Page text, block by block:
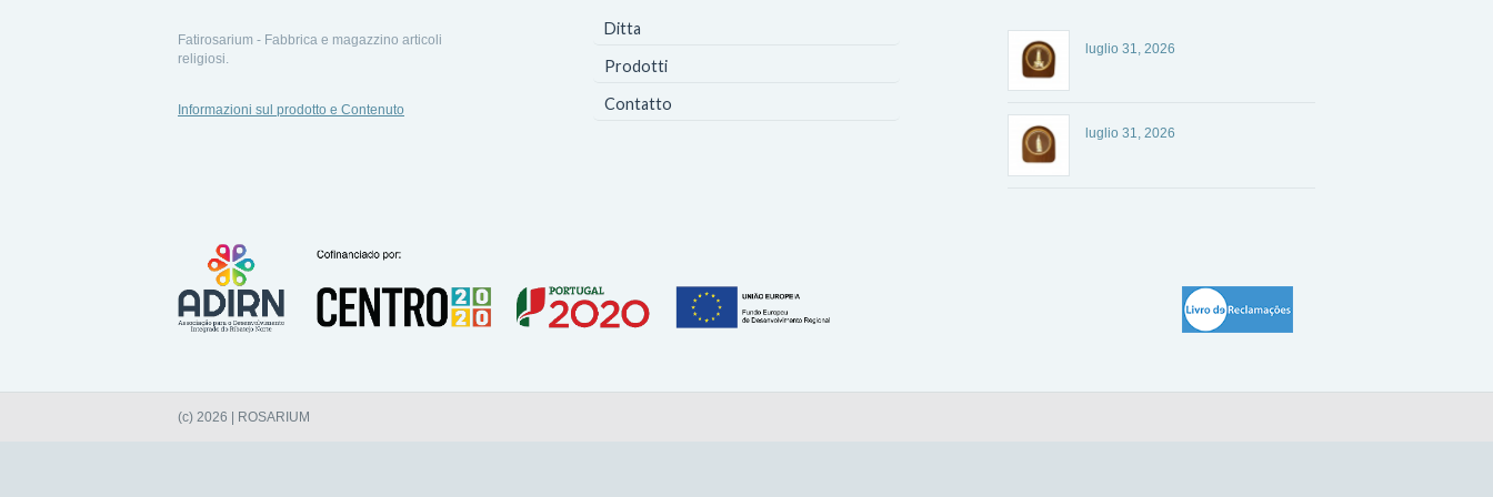
Fatirosarium - Fabbrica e magazzino articoli
religiosi.
Informazioni sul prodotto e Contenuto
Ditta
Prodotti
Contatto
luglio 31, 2026
luglio 31, 2026
(c) 2026 | ROSARIUM